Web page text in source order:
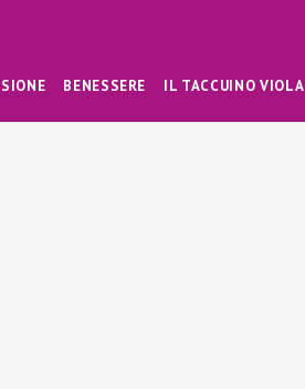
BENESSERE IL TACCUINO VIOLA